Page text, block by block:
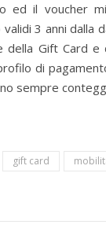
ed il voucher
validi 3 anni
della Gift Card
di
sempre
gift card